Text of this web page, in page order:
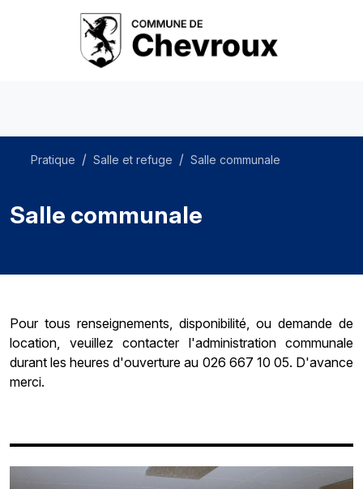
Pratique Salle et refuge Salle communale
Salle communale
Pour tous renseignements, disponibilité, ou demande de
location, veuillez contacter l'administration communale
durant les heures d'ouverture au 026 667 10 05. D'avance
merci.